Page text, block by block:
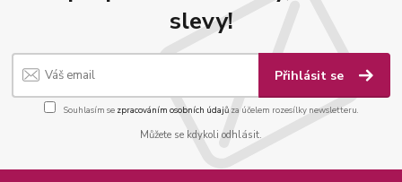
slevy!
Přihlásit se
Souhlasím se zpracováním osobních údajůza účelem rozesílky newsletteru.
Můžete se kdykoli odhlásit.